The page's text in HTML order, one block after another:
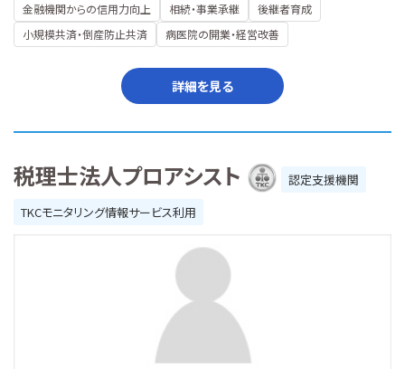
金融機関からの信用力向上
相続・事業承継
後継者育成
小規模共済・倒産防止共済
病医院の開業・経営改善
詳細を見る
税理士法人プロアシスト
認定支援機関
TKCモニタリング情報サービス利用